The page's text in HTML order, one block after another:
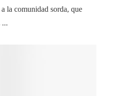
la comunidad sorda, que
...